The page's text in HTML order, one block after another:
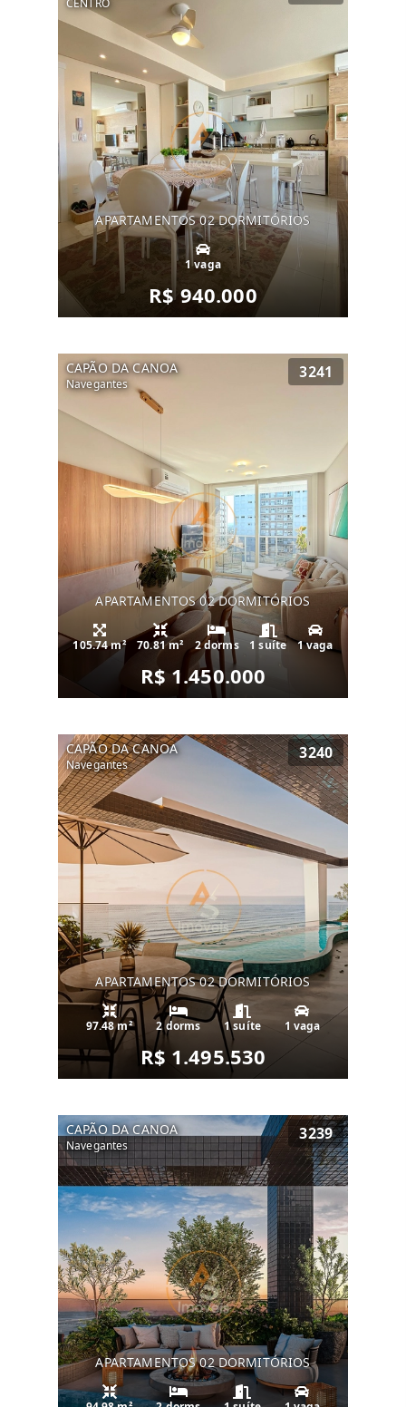
CENTRO
APARTAMENTOS 02 DORMITÓRIOS
1 vaga
R$ 940.000
CAPÃO DA CANOA
Navegantes
3241
APARTAMENTOS 02 DORMITÓRIOS
105.74 m² 70.81 m² 2 dorms 1 suíte 1 vaga
R$ 1.450.000
CAPÃO DA CANOA
Navegantes
3240
APARTAMENTOS 02 DORMITÓRIOS
97.48 m² 2 dorms 1 suíte 1 vaga
R$ 1.495.530
CAPÃO DA CANOA
Navegantes
3239
APARTAMENTOS 02 DORMITÓRIOS